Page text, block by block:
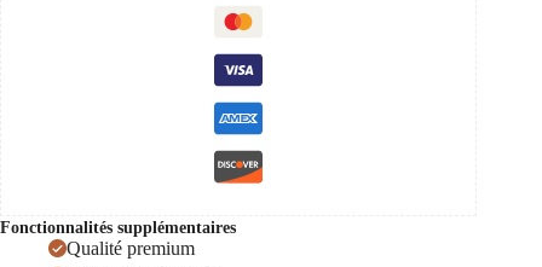
Fonctionnalités supplémentaires
Qualité premium